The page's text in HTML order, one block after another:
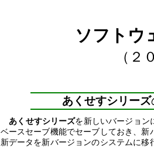
ソフトウ
（２
あくせすシリーズ
あくせすシリーズを新しいバージョン
ベースセーブ機能でセーブしておき、
新データを新バージョンのシステムに